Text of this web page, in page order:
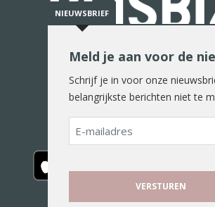
De reiswereld in woord en
NIEUWSBRIEF
Meld je aan voor de
Schrijf je in voor onze
belangrijkste berichten niet te
E-
mailadres